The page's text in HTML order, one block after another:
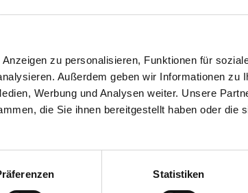
zu personalisieren, Funktionen für
Außerdem geben wir Informationen zu
Werbung und Analysen weiter. Unsere
die Sie ihnen bereitgestellt haben oder die
Statistiken
Spezielles
Das
der m&i-